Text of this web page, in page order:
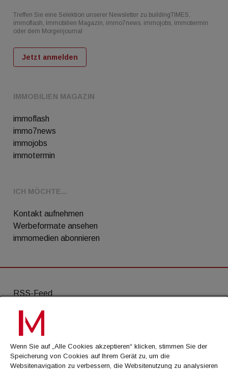
IMMOBILIEN MAGAZIN
immoflash
immo7news
immojobs
immotermin
ICH MÖCHTE...
Kontakt aufnehmen
Werbeformate ansehen
immomedien abonnieren
Treffen Sie eine Selektion unserer Newsletter zu buildingTIMES,
immoflash, Immobilien Magazin, immo7news, immojobs, immotermin
oder dem Morgenjournal
Jetzt anmelden
RSS-Feed
AGB
Datenschutz
Kontakt
Impressum
Wenn Sie auf „Alle Cookies akzeptieren“ klicken, stimmen Sie der
Speicherung von Cookies auf Ihrem Gerät zu, um die
Websitenavigation zu verbessern, die Websitenutzung zu analysieren